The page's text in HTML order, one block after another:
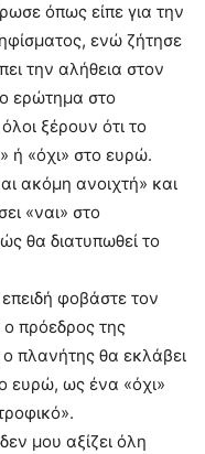
όπως είπε για την
ενώ ζήτησε
την αλήθεια στον
ερώτημα στο
ξέρουν ότι το
ή «όχι» στο ευρώ.
ακόμη ανοιχτή» και
«ναι» στο
θα διατυπωθεί το
φοβάστε τον
πρόεδρος της
ο πλανήτης θα εκλάβει
ευρώ, ως ένα «όχι»
μου αξίζει όλη